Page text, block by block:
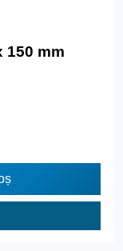
150 mm